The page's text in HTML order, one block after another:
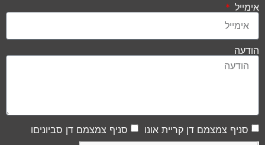
אימייל
הודעה
סניף צמצמם דן קריית אונו סניף צמצמם דן סביוניםו